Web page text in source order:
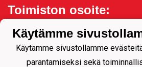
Toimiston osoite:
Joensuu
Käytämme
Käytämme sivustollamme
parantamiseksi sekä